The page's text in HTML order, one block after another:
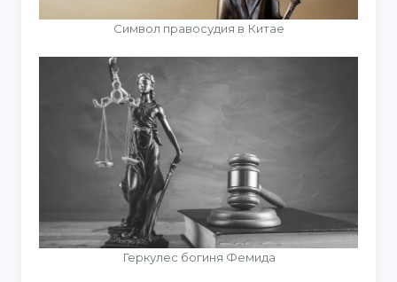
Символ правосудия в Китае
Геркулес богиня Фемида